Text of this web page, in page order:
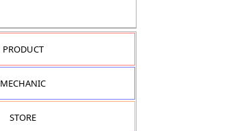
PRODUCT
MECHANIC
STORE